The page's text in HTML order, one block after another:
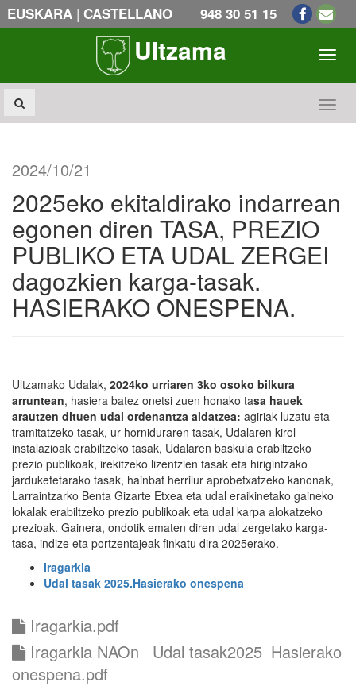
EUSKARA | CASTELLANO 948 30 51 15
Ultzama
2024/10/21
2025eko ekitaldirako indarrean
egonen diren TASA, PREZIO
PUBLIKO ETA UDAL ZERGEI
dagozkien karga-tasak.
HASIERAKO ONESPENA.
Ultzamako Udalak, 2024ko urriaren 3ko osoko bilkura
arruntean, hasiera batez onetsi zuen honako tasa hauek
arautzen dituen udal ordenantza aldatzea: agiriak luzatu eta
tramitatzeko tasak, ur horniduraren tasak, Udalaren kirol
instalazioak erabiltzeko tasak, Udalaren baskula erabiltzeko
prezio publikoak, irekitzeko lizentzien tasak eta hirigintzako
jarduketetarako tasak, hainbat herrilur aprobetxatzeko kanonak,
Larraintzarko Benta Gizarte Etxea eta udal eraikinetako gaineko
lokalak erabiltzeko prezio publikoak eta udal karpa alokatzeko
prezioak. Gainera, ondotik ematen diren udal zergetako karga-
tasa, indize eta portzentajeak finkatu dira 2025erako.
Iragarkia
Udal tasak 2025.Hasierako onespena
Iragarkia.pdf
Iragarkia NAOn_ Udal tasak2025_Hasierako
onespena.pdf